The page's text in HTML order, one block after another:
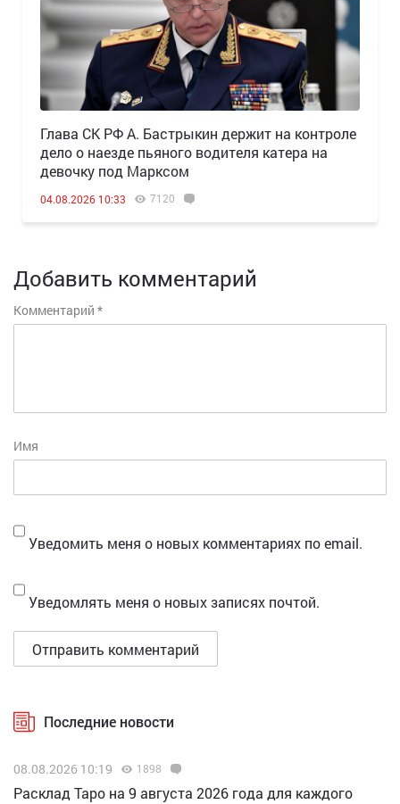
Глава СК РФ А. Бастрыкин держит на контроле
дело о наезде пьяного водителя катера на
девочку под Марксом
04.08.2026 10:33 7120
Добавить комментарий
Комментарий *
Имя
Уведомить меня о новых комментариях по email.
Уведомлять меня о новых записях почтой.
Последние новости
08.08.2026 10:19 1898
Расклад Таро на 9 августа 2026 года для каждого